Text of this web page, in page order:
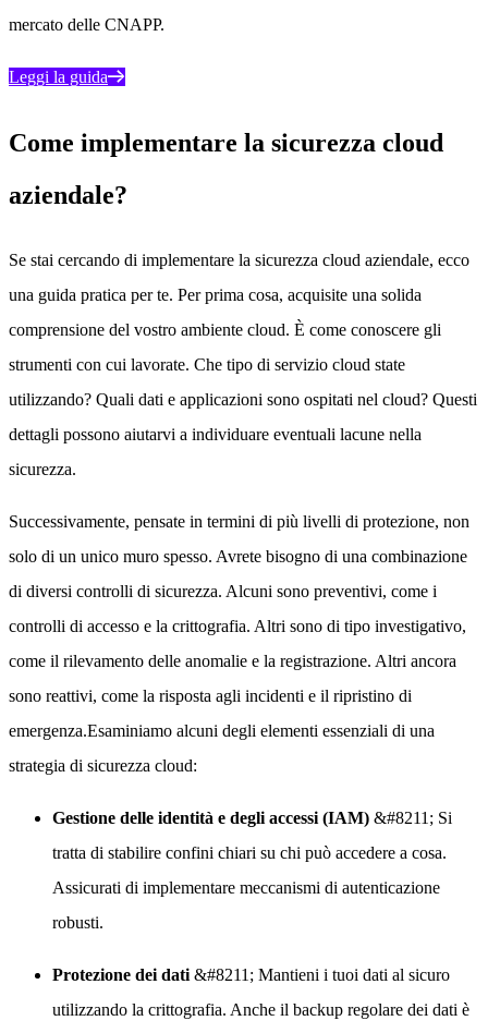
mercato delle CNAPP.
Leggi la guida
Come implementare la sicurezza cloud
aziendale?
Se stai cercando di implementare la sicurezza cloud aziendale, ecco
una guida pratica per te. Per prima cosa, acquisite una solida
comprensione del vostro ambiente cloud. È come conoscere gli
strumenti con cui lavorate. Che tipo di servizio cloud state
utilizzando? Quali dati e applicazioni sono ospitati nel cloud? Questi
dettagli possono aiutarvi a individuare eventuali lacune nella
sicurezza.
Successivamente, pensate in termini di più livelli di protezione, non
solo di un unico muro spesso. Avrete bisogno di una combinazione
di diversi controlli di sicurezza. Alcuni sono preventivi, come i
controlli di accesso e la crittografia. Altri sono di tipo investigativo,
come il rilevamento delle anomalie e la registrazione. Altri ancora
sono reattivi, come la risposta agli incidenti e il ripristino di
emergenza.Esaminiamo alcuni degli elementi essenziali di una
strategia di sicurezza cloud:
Gestione delle identità e degli accessi (IAM) &#8211; Si
tratta di stabilire confini chiari su chi può accedere a cosa.
Assicurati di implementare meccanismi di autenticazione
robusti.
Protezione dei dati &#8211; Mantieni i tuoi dati al sicuro
utilizzando la crittografia. Anche il backup regolare dei dati è